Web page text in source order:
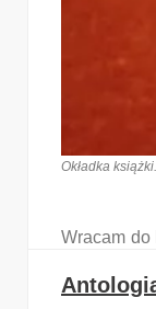
Okładka książki.
Wracam do